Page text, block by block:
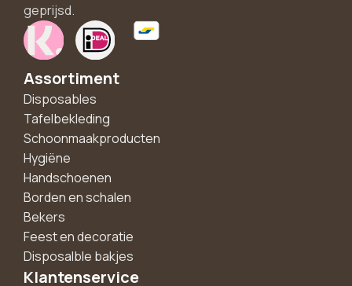
geprijsd.
Assortiment
Disposables
Tafelbekleding
Schoonmaakproducten
Hygiëne
Handschoenen
Borden en schalen
Bekers
Feest en decoratie
Disposalble bakjes
Klantenservice